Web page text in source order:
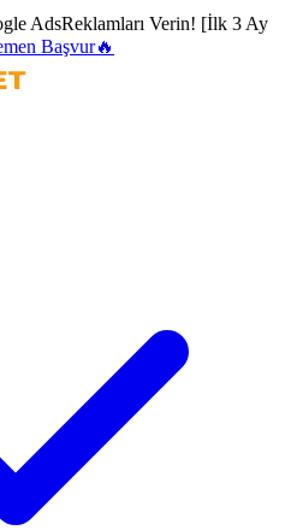
AdsReklamları Verin! [İlk 3 Ay
Başvur🔥